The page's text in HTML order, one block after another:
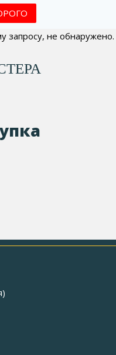
запросу, не обнаружено.